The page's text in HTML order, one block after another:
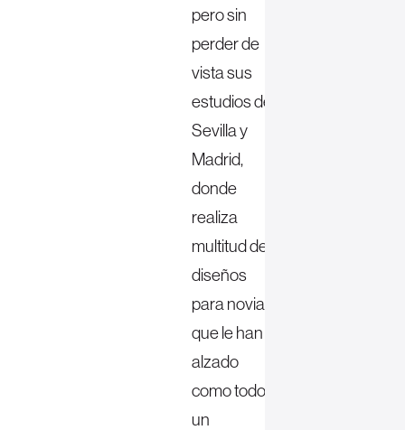
pero sin
perder de
vista sus
estudios de
Sevilla y
Madrid,
donde
realiza
multitud de
diseños
para novia,
que le han
alzado
como todo
un